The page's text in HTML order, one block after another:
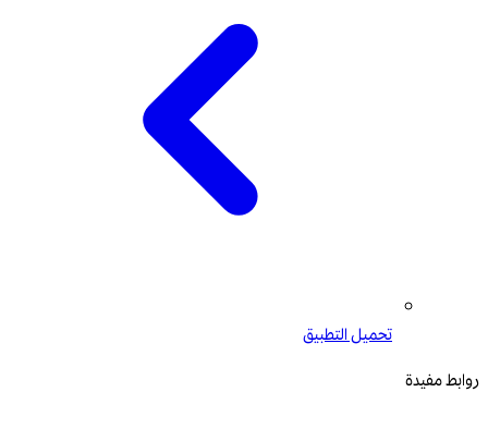
تحميل التطبيق
روابط مفيدة